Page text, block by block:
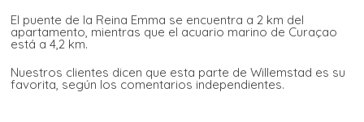
El puente de la Reina Emma se encuentra a 2 km del
apartamento, mientras que el acuario marino de Curaçao
está a 4,2 km.
Nuestros clientes dicen que esta parte de Willemstad es su
favorita, según los comentarios independientes.